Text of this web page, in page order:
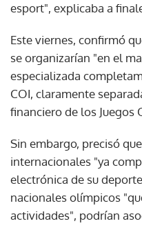
esport", explicaba a
Este viernes, confirmó
se organizarían "en el
especializada
COI, claramente
financiero de los Juegos
Sin embargo, precisó
internacionales "ya
electrónica de su
nacionales olímpicos
actividades", podrían